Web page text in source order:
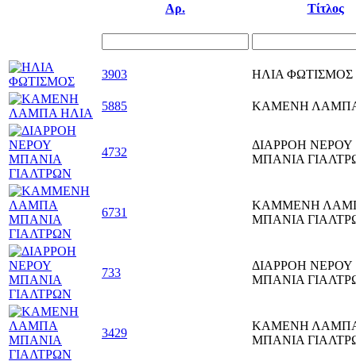
Αρ. Τίτλος
3903 ΗΛΙΑ ΦΩΤΙΣΜΟΣ
5885 ΚΑΜΕΝΗ
4732
ΔΙΑΡΡΟΗ ΝΕΡΟΥ
ΜΠΑΝΙΑ
6731
ΚΑΜΜΕΝΗ
ΜΠΑΝΙΑ
733
ΔΙΑΡΡΟΗ ΝΕΡΟΥ
ΜΠΑΝΙΑ
3429
ΚΑΜΕΝΗ
ΜΠΑΝΙΑ